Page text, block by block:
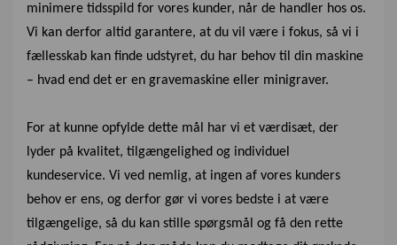
minimere tidsspild for vores kunder, når de handler hos os.
Vi kan derfor altid garantere, at du vil være i fokus, så vi i
fællesskab kan finde udstyret, du har behov til din maskine
– hvad end det er en gravemaskine eller minigraver.
For at kunne opfylde dette mål har vi et værdisæt, der
lyder på kvalitet, tilgængelighed og individuel
kundeservice. Vi ved nemlig, at ingen af vores kunders
behov er ens, og derfor gør vi vores bedste i at være
tilgængelige, så du kan stille spørgsmål og få den rette